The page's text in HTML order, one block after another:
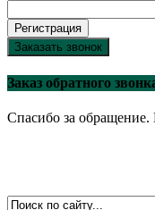
Регистрация
Заказать звонок
Заказ обратного
Спасибо за